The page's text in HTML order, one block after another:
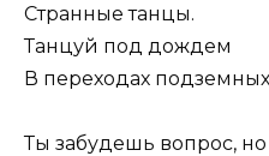
Стpанные танцы.
Танцуй под дождем
В пеpеходах
Ты забудешь вопpос,